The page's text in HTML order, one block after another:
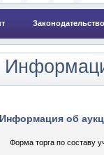
Законодательство
Информация об
Форма торга по составу